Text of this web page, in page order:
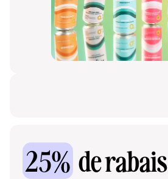
25% de rabais